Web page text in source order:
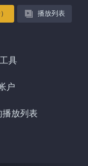
播放列表
具
户
放列表